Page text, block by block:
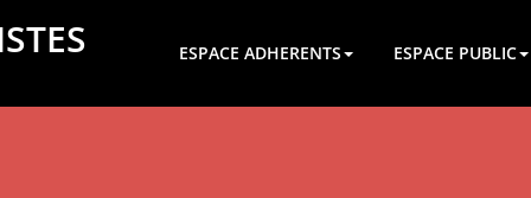
ESPACE ADHERENTS ESPACE PUBLIC